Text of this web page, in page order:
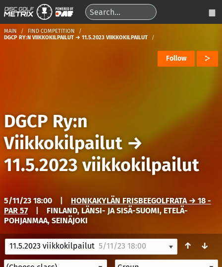
MAIN
FIND COMPETITION
DGCP RY:N VIIKKOKILPAILUT → 11.5.2023 VIIKKOKILPAILUT
Follow
DGCP Ry:n
Viikkokilpailut →
11.5.2023 viikkokilpailut
5/11/23 18:00
HONKAKYLÄN FRISBEEGOLFRATA → 18 -
PAR 57
FINLAND, LÄNSI- JA SISÄ-SUOMI, ETELÄ-
POHJANMAA, SEINÄJOKI
11.5.2023 viikkokilpailut 5/11/23 18:00 ↑ ↓